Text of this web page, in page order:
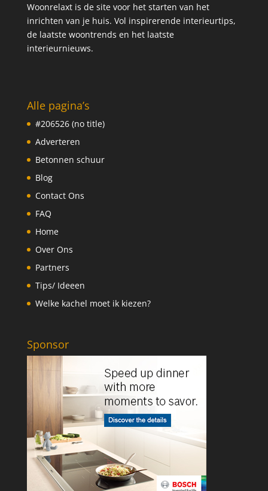
Woonrelaxt is de site voor het starten van het
inrichten van je huis. Vol inspirerende interieurtips,
de laatste woontrends en het laatste
interieurnieuws.
Alle pagina’s
#206526 (no title)
Adverteren
Betonnen schuur
Blog
Contact Ons
FAQ
Home
Over Ons
Partners
Tips/ Ideeen
Welke kachel moet ik kiezen?
Sponsor